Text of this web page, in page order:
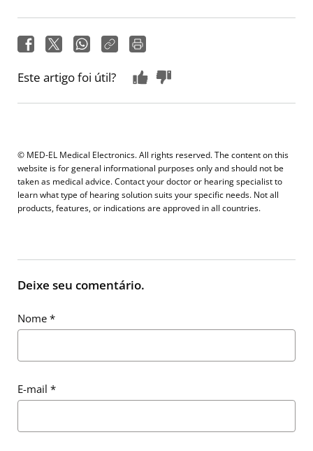
Este artigo foi útil?
© MED-EL Medical Electronics. All rights reserved. The content on this
website is for general informational purposes only and should not be
taken as medical advice. Contact your doctor or hearing specialist to
learn what type of hearing solution suits your specific needs. Not all
products, features, or indications are approved in all countries.
Deixe seu comentário.
Nome *
E-mail *